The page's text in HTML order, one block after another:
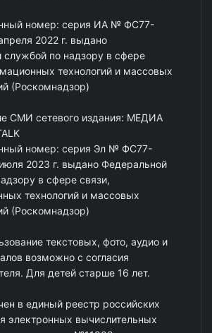
номер: серия ИА № ФС77-
2022 г. выдано
службой по надзору в сфере
технологий и массовых
(Роскомнадзор)
СМИ сетевого издания: МЕДИА
номер: серия Эл № ФС77-
2023 г. выдано Федеральной
в сфере связи,
технологий и массовых
(Роскомнадзор)
текстовых, фото, аудио и
возможно с согласия
Для детей старше 16 лет.
в единый реестр российских
электронных вычислительных